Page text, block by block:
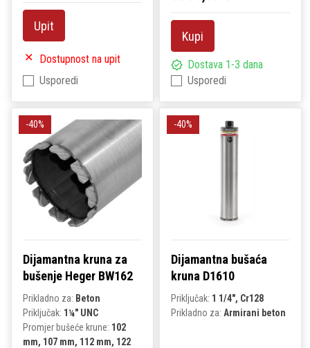
Upit
Dostupnost na upit
Usporedi
Kupi
Dostava 1-3 dana
Usporedi
Dijamantna kruna za
bušenje Heger BW162
Prikladno za: Beton
Priključak: 1¼" UNC
Promjer bušeće krune: 102
mm, 107 mm, 112 mm, 122
-40%
Dijamantna bušaća
kruna D1610
Priključak: 1 1/4", Cr128
Prikladno za: Armirani beton
-40%